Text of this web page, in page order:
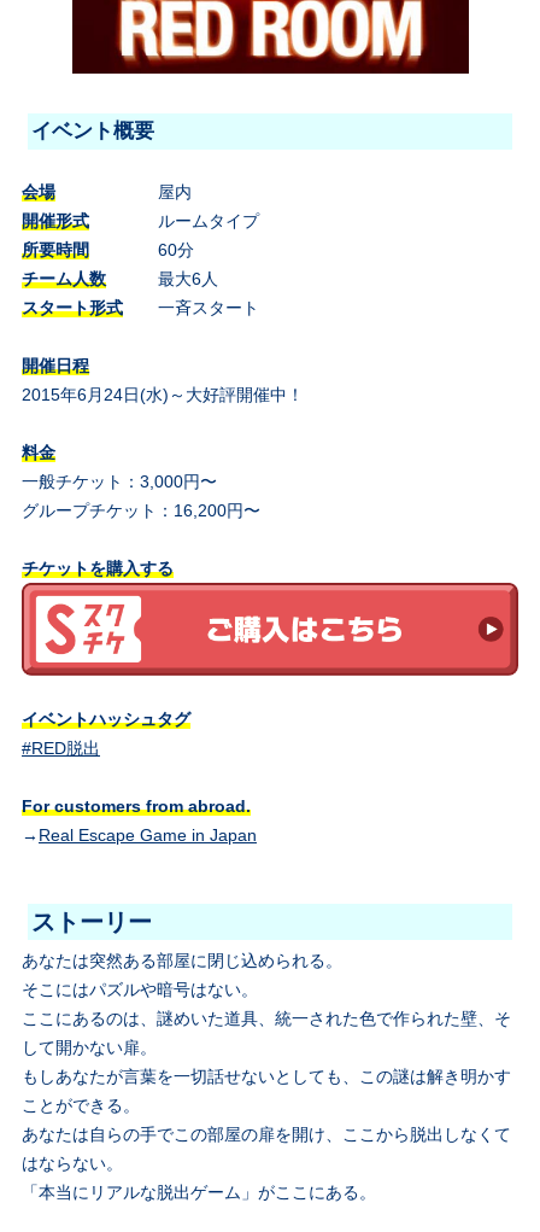
イベント概要
会場
屋内
開催形式
ルームタイプ
所要時間
60分
チーム人数
最大6人
スタート形式
一斉スタート
開催日程
2015年6月24日(水)～大好評開催中！
料金
一般チケット：3,000円〜
グループチケット：16,200円〜
チケットを購入する
イベントハッシュタグ
#RED脱出
For customers from abroad.
→ Real Escape Game in Japan
ストーリー
あなたは突然ある部屋に閉じ込められる。
そこにはパズルや暗号はない。
ここにあるのは、謎めいた道具、統一された色で作られた壁、そ
して開かない扉。
もしあなたが言葉を一切話せないとしても、この謎は解き明かす
ことができる。
あなたは自らの手でこの部屋の扉を開け、ここから脱出しなくて
はならない。
「本当にリアルな脱出ゲーム」がここにある。